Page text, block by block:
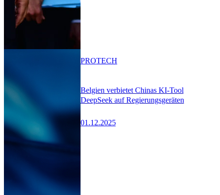
Belgien verbietet Chinas KI-Tool
DeepSeek auf Regierungsgeräten
01.12.2025
PROTECH